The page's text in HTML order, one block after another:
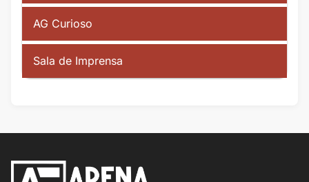
AG Curioso
Sala de Imprensa